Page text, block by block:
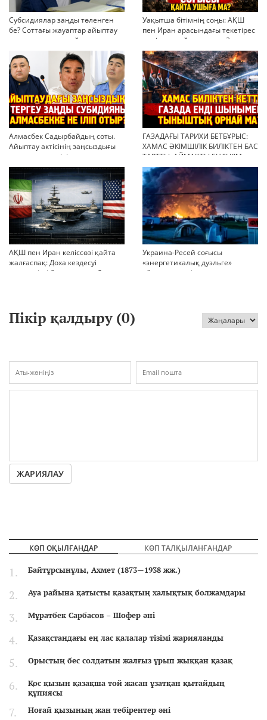
Субсидиялар заңды төленген
бе? Соттағы жауаптар айыптау
тұжырымдарын қайта қарауға
негіз бола ала ма?
Уақытша бітімнің соңы: АҚШ
пен Иран арасындағы текетірес
неліктен қайта ушықты?
Алмасбек Садырбайдың соты.
Айыптау актісінің заңсыздығы
мен қолдан өсірілген
миллиондар
ГАЗАДАҒЫ ТАРИХИ БЕТБҰРЫС:
ХАМАС ӘКІМШІЛІК БИЛІКТЕН БАС
ТАРТТЫ. АЙМАҚТЫ ЕНДІ КІМ
БАСҚАРАДЫ?
АҚШ пен Иран келіссөзі қайта
жалғаспақ: Доха кездесуі
шиеленісті бәсеңдете ме?
Украина-Ресей соғысы
«энергетикалық дуэльге»
айналып кетті
Пікір қалдыру (0)
ЖАРИЯЛАУ
КӨП ОҚЫЛҒАНДАР КӨП ТАЛҚЫЛАНҒАНДАР
Байтұрсынұлы, Ахмет (1873—1938 жж.)
Ауа райына қатысты қазақтың халықтық болжамдары
Мұратбек Сарбасов – Шофер әні
Қазақстандағы ең лас қалалар тізімі жарияланды
Орыстың бес солдатын жалғыз ұрып жыққан қазақ
Қос қызын қазақша той жасап ұзатқан қытайдың
құпиясы
Ноғай қызының жан тебірентер әні